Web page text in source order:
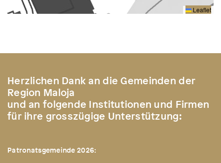
Leaflet
Herzlichen Dank an die Gemeinden der
Region Maloja
und an folgende Institutionen und Firmen
für ihre grosszügige Unterstützung:
Patronatsgemeinde 2026: